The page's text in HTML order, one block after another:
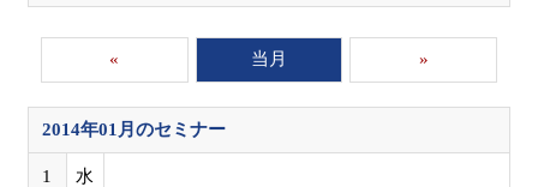
« 当月 »
2014年01月のセミナー
1 水